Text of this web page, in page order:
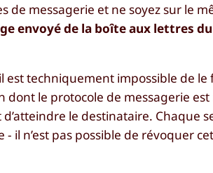
de messagerie et ne soyez sur le
envoyé de la boîte aux lettres
est techniquement impossible de
dont le protocole de messagerie
le destinataire. Chaque
il n’est pas possible de révoquer